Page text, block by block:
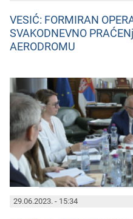
VESIĆ: FORMIRAN
SVAKODNEVNO
AERODROMU
29.06.2023. - 15:34